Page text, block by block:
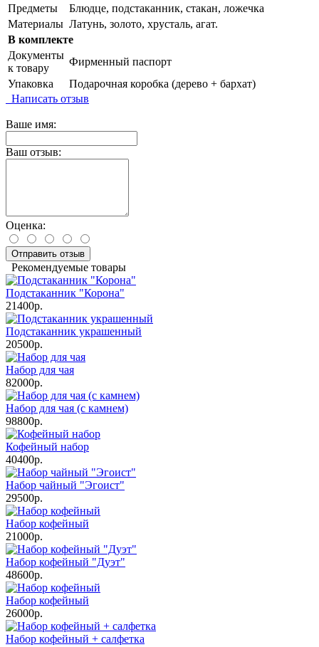
Предметы
Блюдце, подстаканник, стакан, ложечка
Материалы Латунь, золото, хрусталь, агат.
В комплекте
Документы
к товару
Фирменный паспорт
Упаковка
Подарочная коробка (дерево + бархат)
Написать отзыв
Ваше имя:
Ваш отзыв:
Оценка:
Отправить отзыв
Рекомендуемые товары
Подстаканник "Корона"
21400р.
Подстаканник украшенный
20500р.
Набор для чая
82000р.
Набор для чая (с камнем)
98800р.
Кофейный набор
40400р.
Набор чайный "Эгоист"
29500р.
Набор кофейный
21000р.
Набор кофейный "Дуэт"
48600р.
Набор кофейный
26000р.
Набор кофейный + салфетка